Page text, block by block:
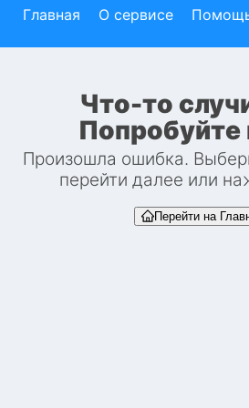
Главная О сервисе
Что-то
Произошла ошибка.
перейти далее или
Перейти на